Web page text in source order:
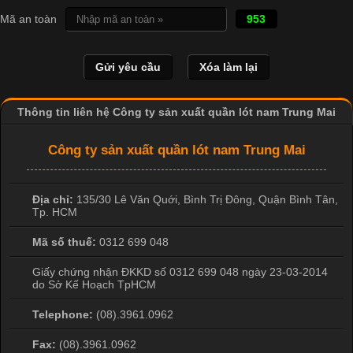
Cập nhật 2026-04-24 17:24:50
Áo phông là một trong những trang phục phổ biến nhất trong
Không chỉ xuất hiện trong thời trang thường ngày, áo phông còn
được ứng dụng rộng rãi trong ngành sản xuất may mặc, đặc
biệt là các sản phẩm từ vải thun. Hiện nay,
Mã an toàn 953
Thông tin liên hệ Công ty sản xuất quần lót nam Trung Mai
Công ty sản xuất quần lót nam Trung Mai
Địa chỉ: 135/30 Lê Văn Quới, Bình Trị Đông Quận Bình Tân
Tp. HCM
Mã số thuế: 0312 699 048
Giấy chứng nhận ĐKKD số 0312 699 048 ngày 23-03-2014
do Sở Kế Hoạch TpHCM
Telephone: (08).3961.0962
Fax: (08).3961.0962